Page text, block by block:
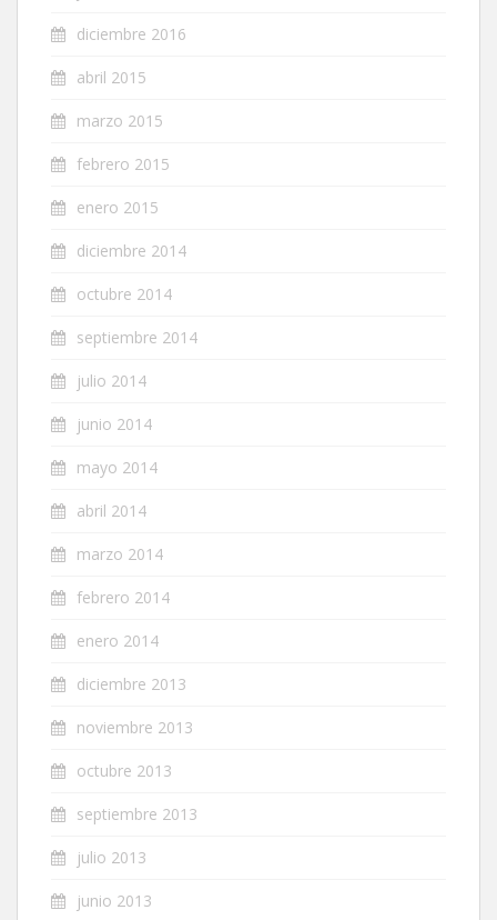
diciembre 2016
abril 2015
marzo 2015
febrero 2015
enero 2015
diciembre 2014
octubre 2014
septiembre 2014
julio 2014
junio 2014
mayo 2014
abril 2014
marzo 2014
febrero 2014
enero 2014
diciembre 2013
noviembre 2013
octubre 2013
septiembre 2013
julio 2013
junio 2013